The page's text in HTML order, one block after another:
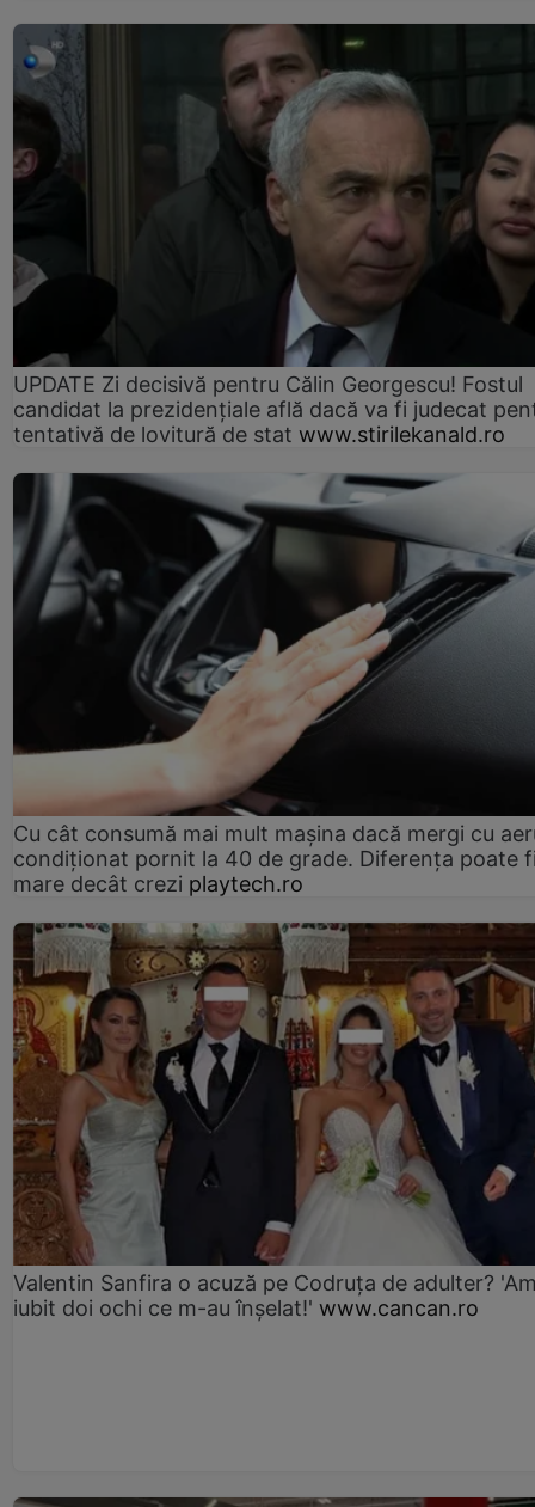
UPDATE Zi decisivă pentru Călin Georgescu! Fostul
candidat la prezidențiale află dacă va fi judecat
tentativă de lovitură de stat www.stirilekanald.ro
Cu cât consumă mai mult mașina dacă mergi cu
condiționat pornit la 40 de grade. Diferența poate
mare decât crezi playtech.ro
Valentin Sanfira o acuză pe Codruța de adulter?
iubit doi ochi ce m-au înșelat!' www.cancan.ro